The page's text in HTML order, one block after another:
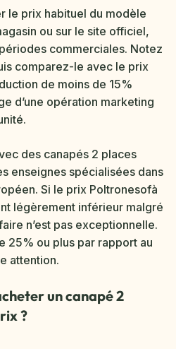
le prix habituel du modèle
ou sur le site officiel,
commerciales. Notez
comparez-le avec le prix
de moins de 15%
d’une opération marketing
des canapés 2 places
enseignes spécialisées dans
Si le prix Poltronesofà
légèrement inférieur malgré
n’est pas exceptionnelle.
25% ou plus par rapport au
attention.
un canapé 2
?